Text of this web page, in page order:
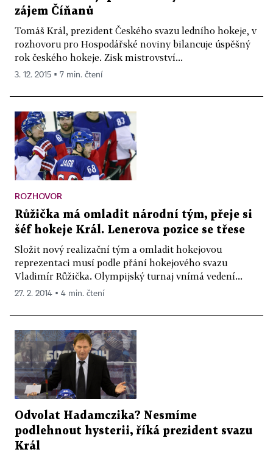
zájem Číňanů
Tomáš Král, prezident Českého svazu ledního hokeje, v
rozhovoru pro Hospodářské noviny bilancuje úspěšný
rok českého hokeje. Zisk mistrovství...
3. 12. 2015 ▪ 7 min. čtení
ROZHOVOR
Růžička má omladit národní tým, přeje si
šéf hokeje Král. Lenerova pozice se třese
Složit nový realizační tým a omladit hokejovou
reprezentaci musí podle přání hokejového svazu
Vladimír Růžička. Olympijský turnaj vnímá vedení...
27. 2. 2014 ▪ 4 min. čtení
Odvolat Hadamczika? Nesmíme
podlehnout hysterii, říká prezident svazu
Král